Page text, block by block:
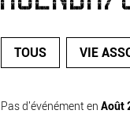
TOUS VIE
Pas d'événément en Août